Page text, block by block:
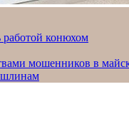
конюхом
мошенников в